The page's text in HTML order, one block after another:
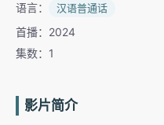
语言： 汉语普通话
首播：2024
集数：1
影片简介